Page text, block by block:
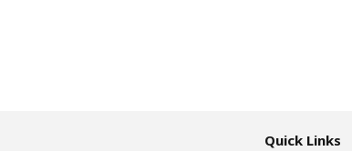
Quick Links